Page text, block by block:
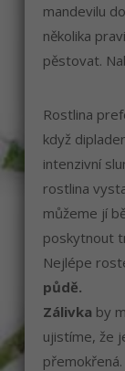
mandevilu
několika
pěstovat.
Rostlina
když
intenzivní
rostlina
můžeme jí
poskytnout
Nejlépe
půdě.
Zálivka by
ujistíme, že
přemokřená.